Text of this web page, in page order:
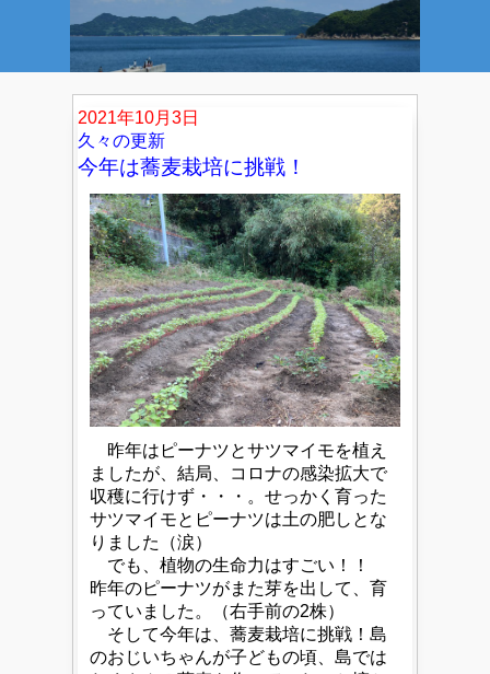
2021年10月3日
久々の更新
今年は蕎麦栽培に挑戦！
昨年はピーナツとサツマイモを植え
ましたが、結局、コロナの感染拡大で
収穫に行けず・・・。せっかく育った
サツマイモとピーナツは土の肥しとな
りました（涙）
でも、植物の生命力はすごい！！
昨年のピーナツがまた芽を出して、育
っていました。（右手前の2株）
そして今年は、蕎麦栽培に挑戦！島
のおじいちゃんが子どもの頃、島では